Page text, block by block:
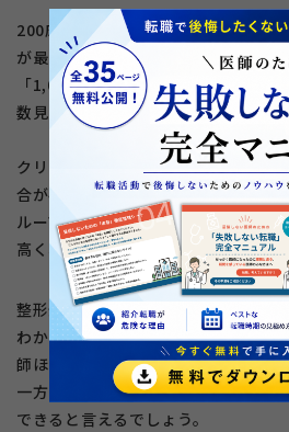
200床以上の大規模病院では、「年
が最も多く、実に62%がこの層に集
「1,000万円未満」や「1,000万円
数見られ、収入の幅がやや広いこと
クリニックやその他の医療機関では
合が47%と最も高く、勤務先別では
ループです。一方で、「年収1,500
高く、全体の9割近くが1,500万円以
整形外科医の年収は勤務先の種類に
わかります。特にクリニックや自由
師ほど、高年収の傾向が強く見られ
一方で、病院勤務は規模にかかわら
できると言えるでしょう。